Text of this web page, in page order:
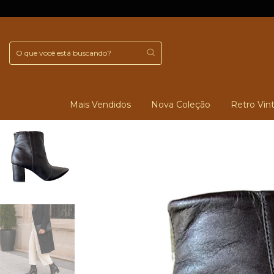
Mais Vendidos Nova Coleção Retro